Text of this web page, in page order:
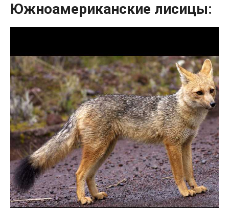
Южноамериканские лисицы: